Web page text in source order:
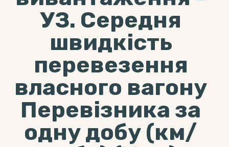
УЗ. Середня
швидкість
перевезення
власного вагону
Перевізника за
одну добу (км/